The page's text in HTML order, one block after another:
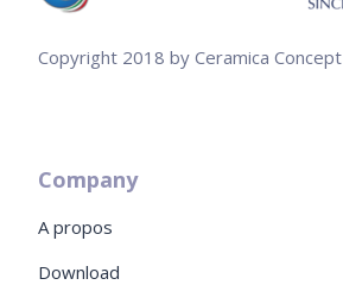
Copyright 2018 by Ceramica Concept
Company
A propos
Download